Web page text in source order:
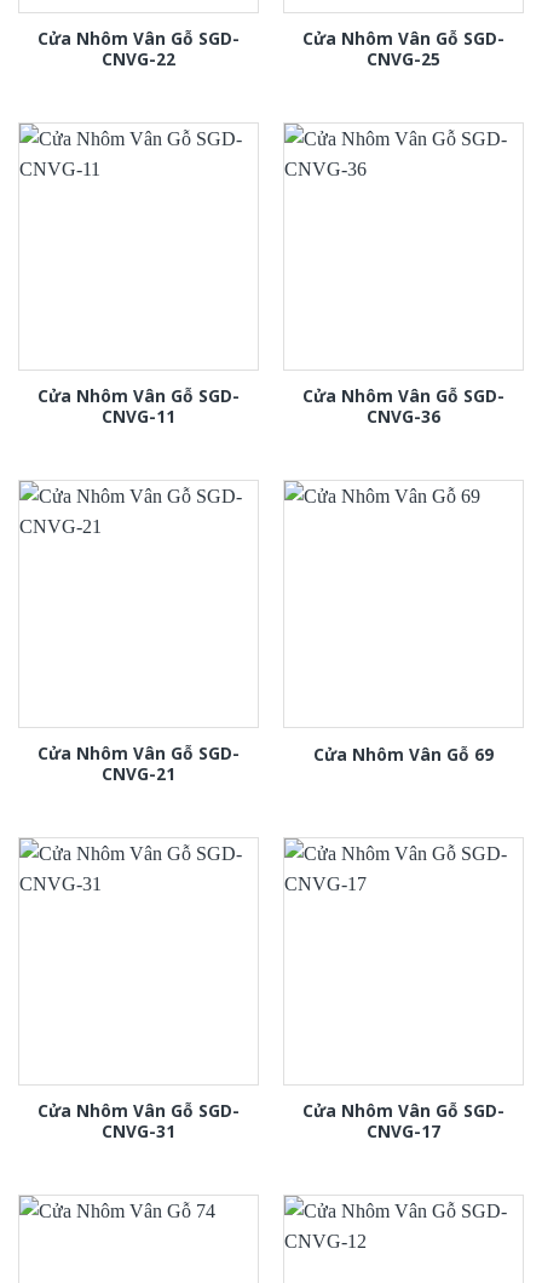
Cửa Nhôm Vân Gỗ SGD-
CNVG-22
Cửa Nhôm Vân Gỗ SGD-
CNVG-25
Cửa Nhôm Vân Gỗ SGD-
CNVG-11
Cửa Nhôm Vân Gỗ SGD-
CNVG-36
Cửa Nhôm Vân Gỗ SGD-
CNVG-21
Cửa Nhôm Vân Gỗ 69
Cửa Nhôm Vân Gỗ SGD-
CNVG-31
Cửa Nhôm Vân Gỗ SGD-
CNVG-17